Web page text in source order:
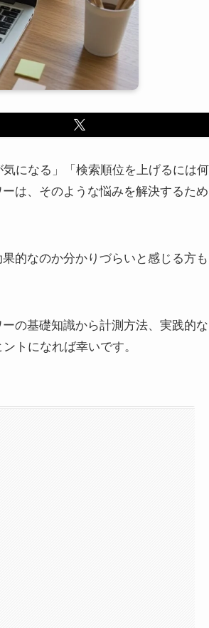
になる」「検索順位を上げるには何
は、そのような悩みを解決するため
的なのか分かりづらいと感じる方も
の基礎知識から計測方法、実践的な
トになれば幸いです。